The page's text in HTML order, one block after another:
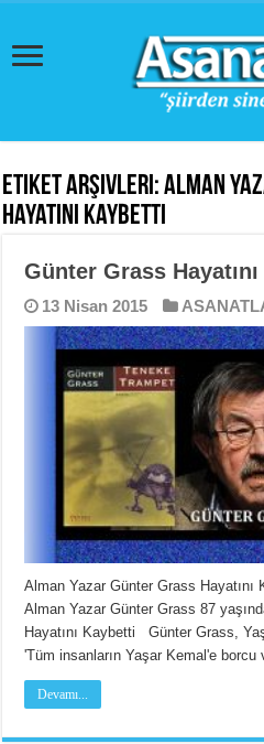
Etiket Arşivleri:Alman
hayatını kaybetti
Günter Grass
13 Nisan 2015
Alman Yazar Günter Grass
Alman Yazar Günter Grass 87
Hayatını Kaybetti Günter Grass,
'Tüm insanların Yaşar Kemal'e
Devamı...